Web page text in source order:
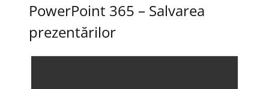
PowerPoint 365 – Salvarea
prezentărilor